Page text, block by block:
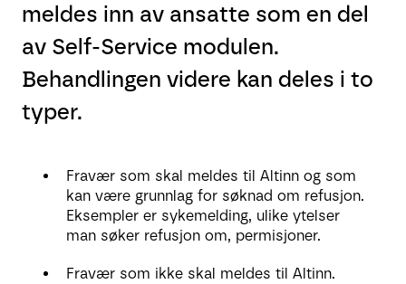
meldes inn av ansatte som en del
av Self-Service modulen.
Behandlingen videre kan deles i to
typer.
Fravær som skal meldes til Altinn og som
kan være grunnlag for søknad om refusjon.
Eksempler er sykemelding, ulike ytelser
man søker refusjon om, permisjoner.
Fravær som ikke skal meldes til Altinn.